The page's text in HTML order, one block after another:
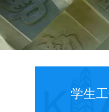
学生